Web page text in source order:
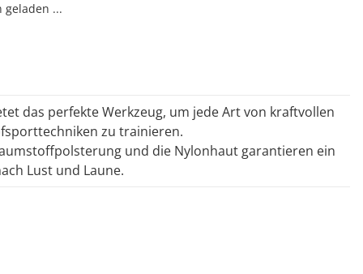
geladen ...
das perfekte Werkzeug, um jede Art von kraftvollen
zu trainieren.
und die Nylonhaut garantieren ein
Lust und Laune.